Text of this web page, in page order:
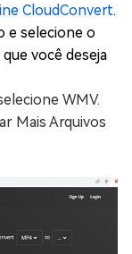
CloudConvert.
e selecione o
você deseja
WMV.
Mais Arquivos